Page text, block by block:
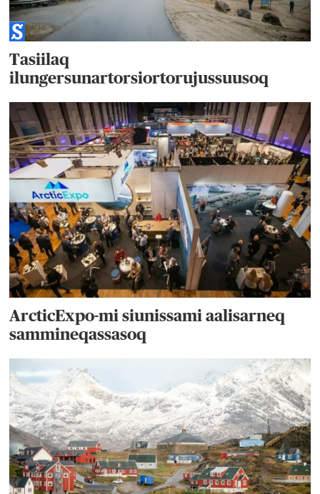
Tasiilaq
ilungersunartorsiortorujussuusoq
ArcticExpo-mi siunissami aalisarneq
sammineqassasoq